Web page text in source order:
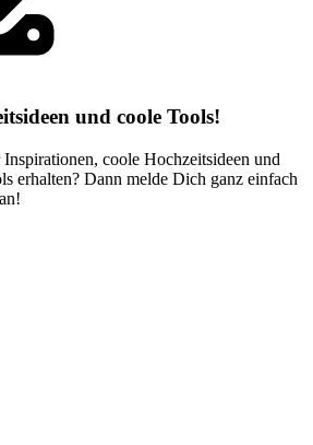
und coole Tools!
coole Hochzeitsideen und
erhalten? Dann melde Dich ganz einfach